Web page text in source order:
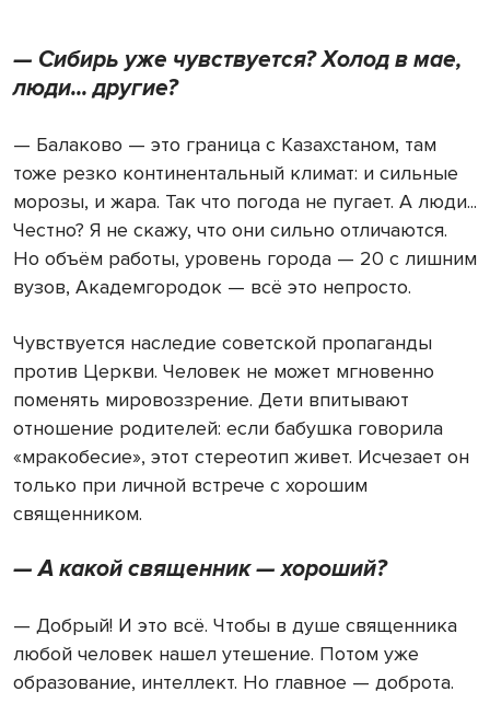
— Сибирь уже чувствуется? Холод в мае,
люди... другие?
— Балаково — это граница с Казахстаном, там
тоже резко континентальный климат: и сильные
морозы, и жара. Так что погода не пугает. А люди...
Честно? Я не скажу, что они сильно отличаются.
Но объём работы, уровень города — 20 с лишним
вузов, Академгородок — всё это непросто.
Чувствуется наследие советской пропаганды
против Церкви. Человек не может мгновенно
поменять мировоззрение. Дети впитывают
отношение родителей: если бабушка говорила
«мракобесие», этот стереотип живет. Исчезает он
только при личной встрече с хорошим
священником.
— А какой священник — хороший?
— Добрый! И это всё. Чтобы в душе священника
любой человек нашел утешение. Потом уже
образование, интеллект. Но главное — доброта.